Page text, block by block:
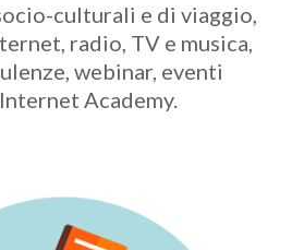
culturali e di viaggio,
radio, TV e musica,
webinar, eventi
Academy.